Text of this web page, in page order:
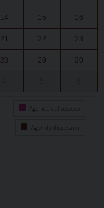
14 15 16
21 22 23
28 29 30
Agenda del vescovo
Agenda diocesana